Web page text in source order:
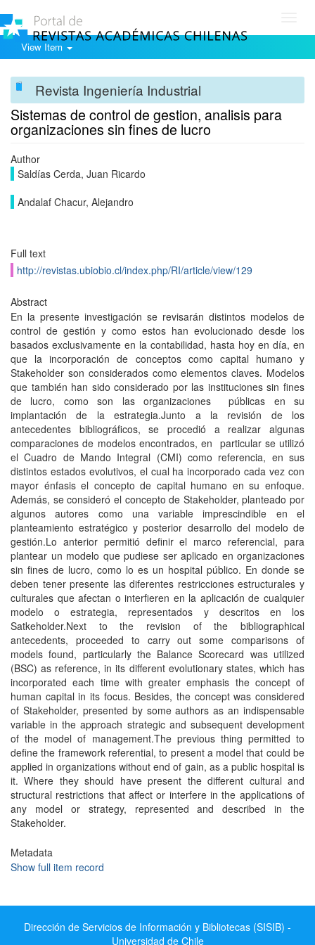
View Item
Revista Ingeniería Industrial
Sistemas de control de gestion, analisis para
organizaciones sin fines de lucro
Author
Saldías Cerda, Juan Ricardo
Andalaf Chacur, Alejandro
Full text
http://revistas.ubiobio.cl/index.php/RI/article/view/129
Abstract
En la presente investigación se revisarán distintos modelos de
control de gestión y como estos han evolucionado desde los
basados exclusivamente en la contabilidad, hasta hoy en día, en
que la incorporación de conceptos como capital humano y
Stakeholder son considerados como elementos claves. Modelos
que también han sido considerado por las instituciones sin fines
de lucro, como son las organizaciones públicas en su
implantación de la estrategia.Junto a la revisión de los
antecedentes bibliográficos, se procedió a realizar algunas
comparaciones de modelos encontrados, en particular se utilizó
el Cuadro de Mando Integral (CMI) como referencia, en sus
distintos estados evolutivos, el cual ha incorporado cada vez con
mayor énfasis el concepto de capital humano en su enfoque.
Además, se consideró el concepto de Stakeholder, planteado por
algunos autores como una variable imprescindible en el
planteamiento estratégico y posterior desarrollo del modelo de
gestión.Lo anterior permitió definir el marco referencial, para
plantear un modelo que pudiese ser aplicado en organizaciones
sin fines de lucro, como lo es un hospital público. En donde se
deben tener presente las diferentes restricciones estructurales y
culturales que afectan o interfieren en la aplicación de cualquier
modelo o estrategia, representados y descritos en los
Satkeholder.Next to the revision of the bibliographical
antecedents, proceeded to carry out some comparisons of
models found, particularly the Balance Scorecard was utilized
(BSC) as reference, in its different evolutionary states, which has
incorporated each time with greater emphasis the concept of
human capital in its focus. Besides, the concept was considered
of Stakeholder, presented by some authors as an indispensable
variable in the approach strategic and subsequent development
of the model of management.The previous thing permitted to
define the framework referential, to present a model that could be
applied in organizations without end of gain, as a public hospital is
it. Where they should have present the different cultural and
structural restrictions that affect or interfere in the applications of
any model or strategy, represented and described in the
Stakeholder.
Metadata
Show full item record
Dirección de Servicios de Información y Bibliotecas (SISIB) -
Universidad de Chile